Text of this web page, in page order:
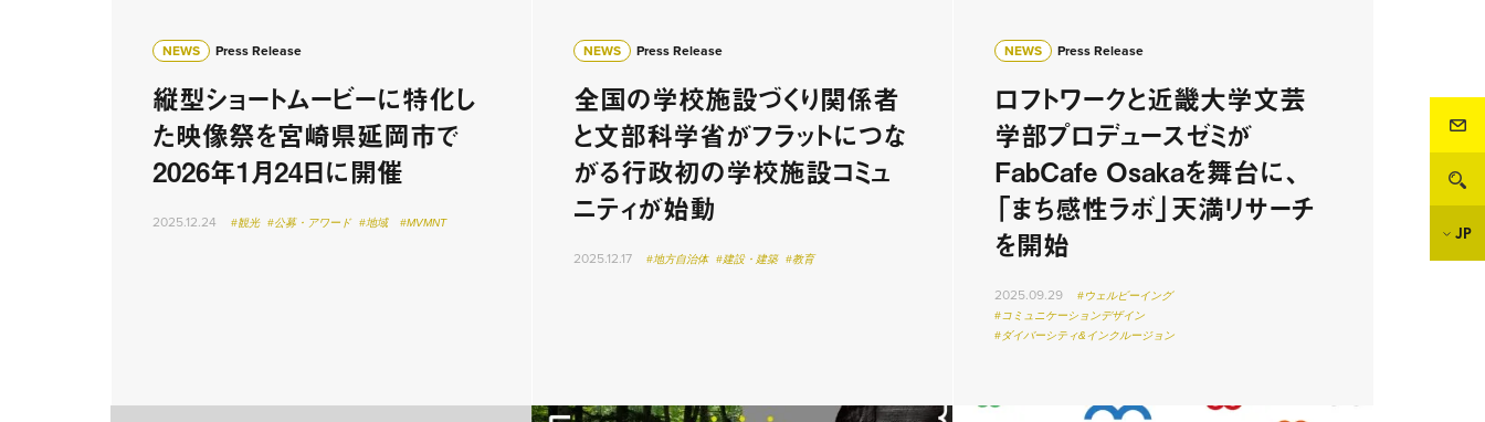
JP
NEWS Press Release
縦型ショートムービーに特化し
た映像祭を宮崎県延岡市で
2026年1月24日に開催
2025.12.24 #観光 #公募・アワード #地域 #MVMNT
NEWS Press Release
全国の学校施設づくり関係者
と文部科学省がフラットにつな
がる行政初の学校施設コミュ
ニティが始動
2025.12.17 #地方自治体 #建設・建築 #教育
NEWS Press Release
ロフトワークと近畿大学文芸
学部プロデュースゼミが
FabCafe Osakaを舞台に、
「まち感性ラボ」天満リサーチ
を開始
2025.09.29
#ウェルビーイング
#コミュニケーションデザイン
#ダイバーシティ&インクルージョン